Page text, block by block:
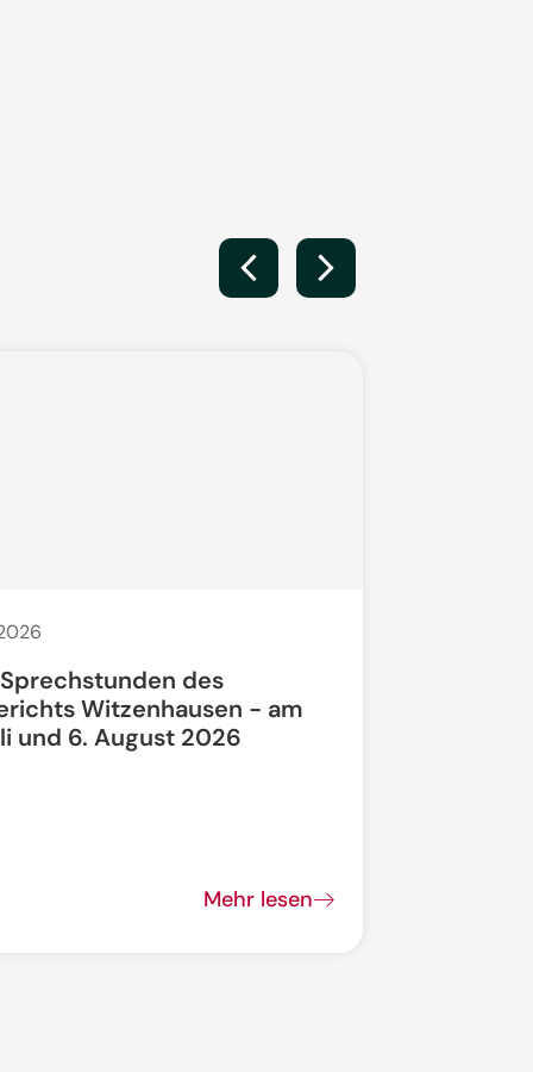
des
Witzenhausen - am
und 6. August 2026
Mehr lesen